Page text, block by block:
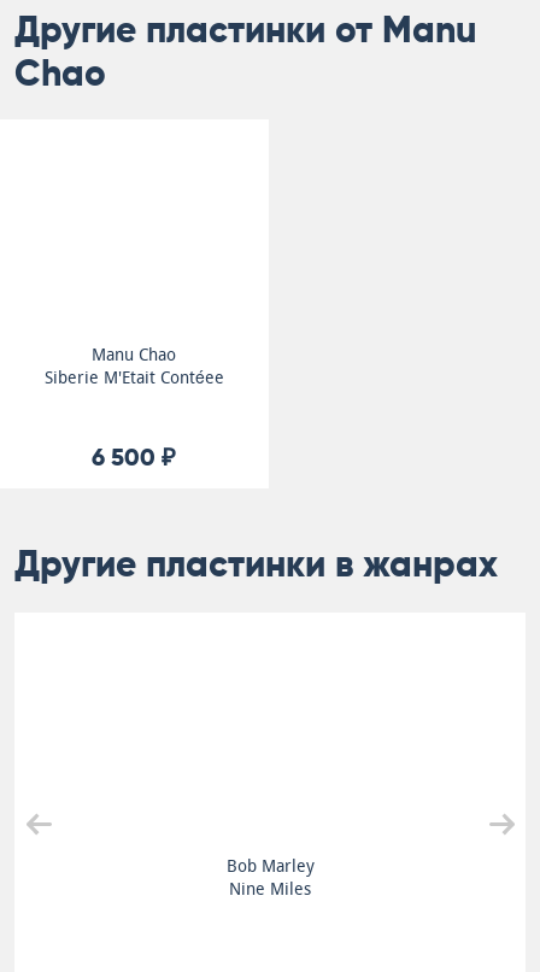
Другие пластинки от Manu
Chao
Manu Chao
Siberie M'Etait Contéee
6 500 ₽
Другие пластинки в жанрах
Chalice A Fe Dub